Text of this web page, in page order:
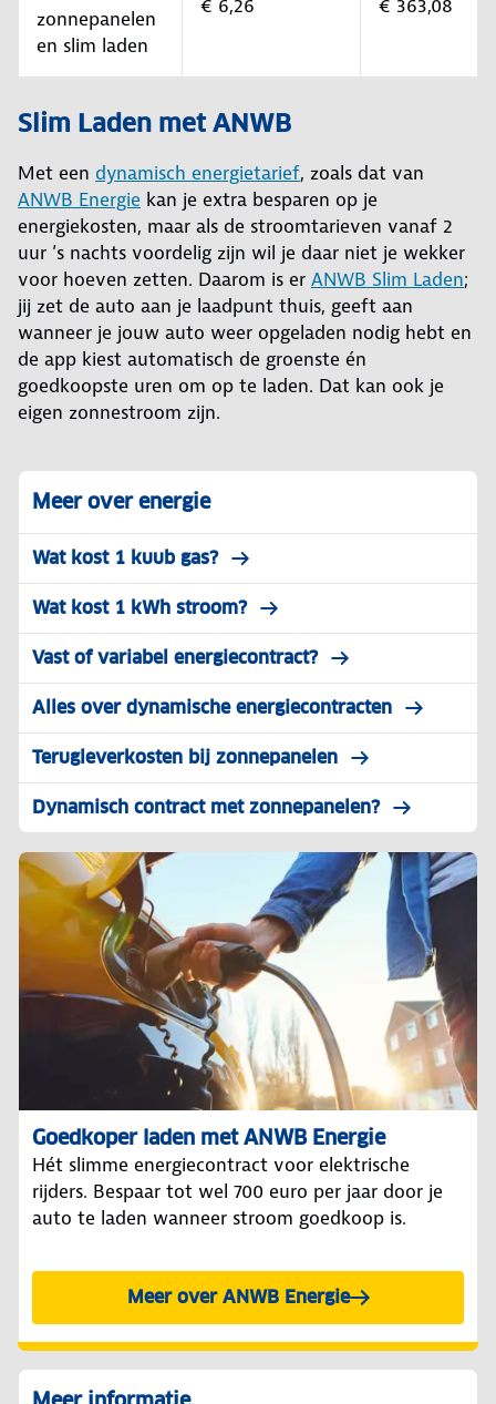
zonnepanelen
en slim laden
€ 6,26 € 363,08
Slim Laden met ANWB
Met een dynamisch energietarief, zoals dat van
ANWB Energie kan je extra besparen op je
energiekosten, maar als de stroomtarieven vanaf 2
uur ’s nachts voordelig zijn wil je daar niet je wekker
voor hoeven zetten. Daarom is er ANWB Slim Laden;
jij zet de auto aan je laadpunt thuis, geeft aan
wanneer je jouw auto weer opgeladen nodig hebt en
de app kiest automatisch de groenste én
goedkoopste uren om op te laden. Dat kan ook je
eigen zonnestroom zijn.
Meer over energie
Wat kost 1 kuub gas?
Wat kost 1 kWh stroom?
Vast of variabel energiecontract?
Alles over dynamische energiecontracten
Terugleverkosten bij zonnepanelen
Dynamisch contract met zonnepanelen?
Goedkoper laden met ANWB Energie
Hét slimme energiecontract voor elektrische
rijders. Bespaar tot wel 700 euro per jaar door je
auto te laden wanneer stroom goedkoop is.
Meer over ANWB Energie